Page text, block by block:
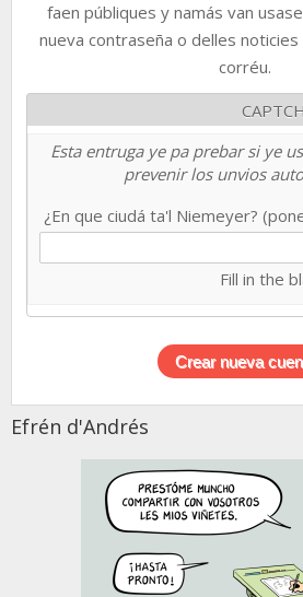
faen públiques y namás van
nueva contraseña o delles
corréu.
Esta entruga ye pa prebar si ye
prevenir los unvios
¿En que ciudá ta'l Niemeyer?
Fill in the
Efrén d'Andrés